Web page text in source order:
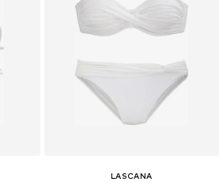
LASCANA